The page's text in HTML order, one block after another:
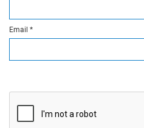
Email *